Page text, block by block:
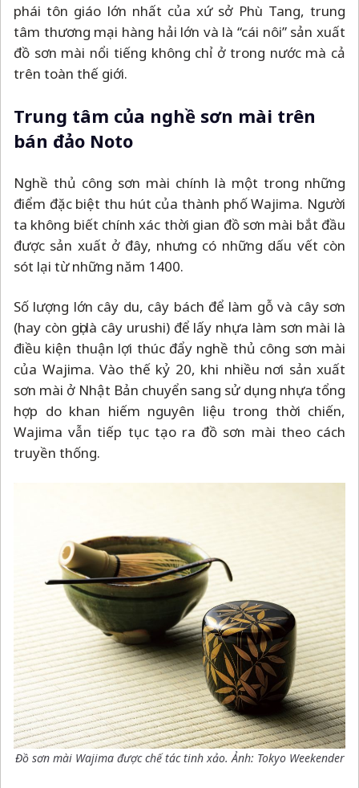
phái tôn giáo lớn nhất của xứ sở Phù Tang, trung
tâm thương mại hàng hải lớn và là “cái nôi” sản xuất
đồ sơn mài nổi tiếng không chỉ ở trong nước mà cả
trên toàn thế giới.
Trung tâm của nghề sơn mài trên
bán đảo Noto
Nghề thủ công sơn mài chính là một trong những
điểm đặc biệt thu hút của thành phố Wajima. Người
ta không biết chính xác thời gian đồ sơn mài bắt đầu
được sản xuất ở đây, nhưng có những dấu vết còn
sót lại từ những năm 1400.
Số lượng lớn cây du, cây bách để làm gỗ và cây sơn
(hay còn gọi là cây urushi) để lấy nhựa làm sơn mài là
điều kiện thuận lợi thúc đẩy nghề thủ công sơn mài
của Wajima. Vào thế kỷ 20, khi nhiều nơi sản xuất
sơn mài ở Nhật Bản chuyển sang sử dụng nhựa tổng
hợp do khan hiếm nguyên liệu trong thời chiến,
Wajima vẫn tiếp tục tạo ra đồ sơn mài theo cách
truyền thống.
Đồ sơn mài Wajima được chế tác tinh xảo. Ảnh: Tokyo Weekender